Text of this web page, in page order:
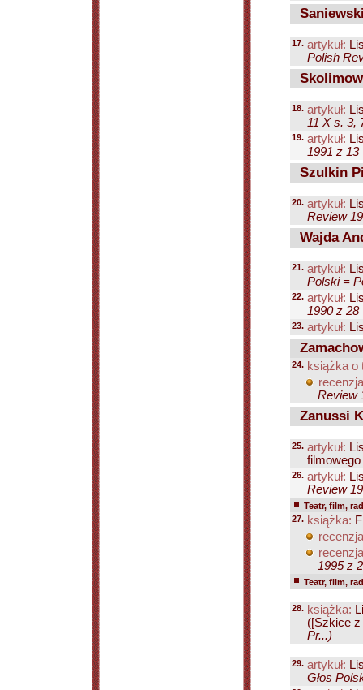
17. artykuł:
Polish
18. artykuł:
11 X s. 3,
19. artykuł:
1991 z 13
Szulkin
20. artykuł:
Review
Wajda
21. artykuł:
Polski =
22. artykuł:
1990 z 28
23. artykuł:
24. książka o
Review
Zanussi
25. artykuł:
26. artykuł:
Review
Teatr, film,
27. książka:
1995 z
Teatr, film,
28. książka:
([Szkice z
Pr...)
29. artykuł:
Głos